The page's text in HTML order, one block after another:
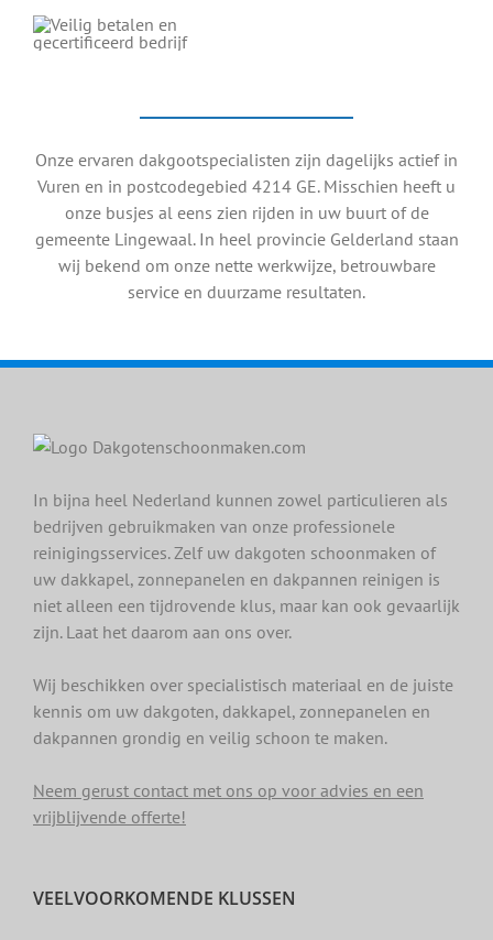
Onze ervaren dakgootspecialisten zijn dagelijks actief in
Vuren en in postcodegebied 4214 GE. Misschien heeft u
onze busjes al eens zien rijden in uw buurt of de
gemeente Lingewaal. In heel provincie Gelderland staan
wij bekend om onze nette werkwijze, betrouwbare
service en duurzame resultaten.
In bijna heel Nederland kunnen zowel particulieren als
bedrijven gebruikmaken van onze professionele
reinigingsservices. Zelf uw dakgoten schoonmaken of
uw dakkapel, zonnepanelen en dakpannen reinigen is
niet alleen een tijdrovende klus, maar kan ook gevaarlijk
zijn. Laat het daarom aan ons over.
Wij beschikken over specialistisch materiaal en de juiste
kennis om uw dakgoten, dakkapel, zonnepanelen en
dakpannen grondig en veilig schoon te maken.
Neem gerust contact met ons op voor advies en een
vrijblijvende offerte!
VEELVOORKOMENDE KLUSSEN